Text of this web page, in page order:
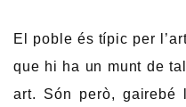
El poble és típic per
que hi ha un munt de
art. Són però,